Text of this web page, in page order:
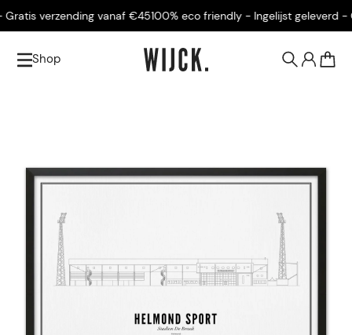
verzending vanaf €45100% eco friendly - Ingelijst geleverd -
Shop